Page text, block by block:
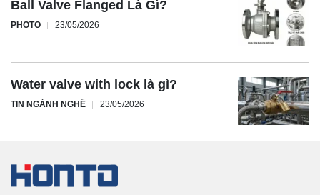
Ball Valve Flanged Là Gì?
PHOTO 23/05/2026
Water valve with lock là gì?
TIN NGÀNH NGHỀ 23/05/2026